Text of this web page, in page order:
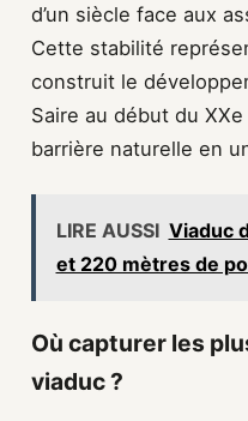
d’un siècle face aux
Cette stabilité
construit le
Saire au début du
barrière naturelle en
LIRE AUSSI Viaduc
et 220 mètres de
Où capturer les
viaduc ?